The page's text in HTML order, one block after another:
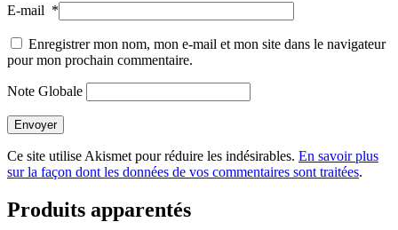
E-mail *
Enregistrer mon nom, mon e-mail et mon site dans le navigateur
pour mon prochain commentaire.
Note Globale
Envoyer
Ce site utilise Akismet pour réduire les indésirables. En savoir plus
sur la façon dont les données de vos commentaires sont traitées.
Produits apparentés